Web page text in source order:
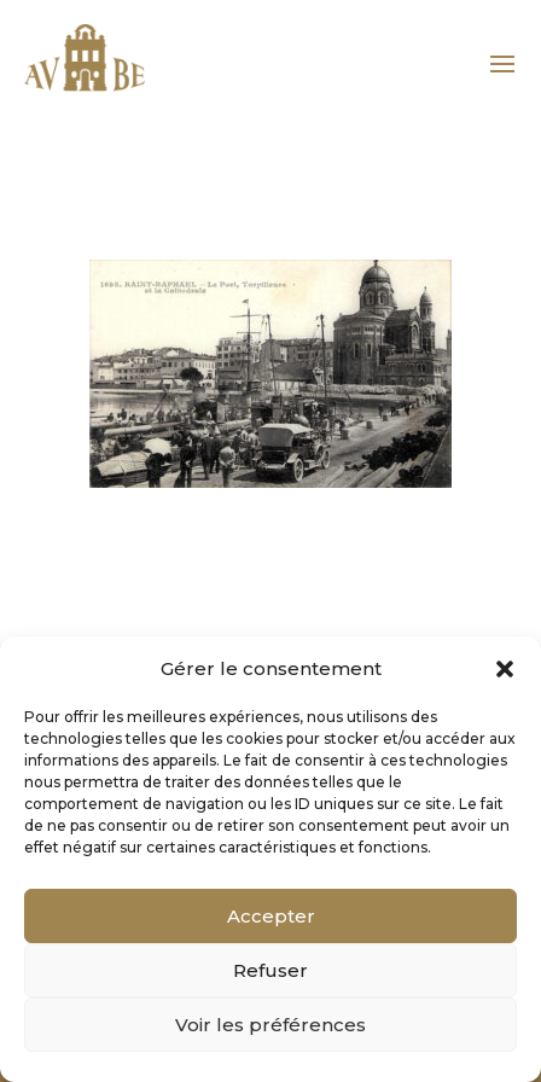
Gérer le consentement
Pour offrir les meilleures expériences, nous utilisons des
technologies telles que les cookies pour stocker et/ou accéder aux
informations des appareils. Le fait de consentir à ces technologies
nous permettra de traiter des données telles que le
comportement de navigation ou les ID uniques sur ce site. Le fait
de ne pas consentir ou de retirer son consentement peut avoir un
effet négatif sur certaines caractéristiques et fonctions.
Accepter
Refuser
Voir les préférences
Mentions Légales